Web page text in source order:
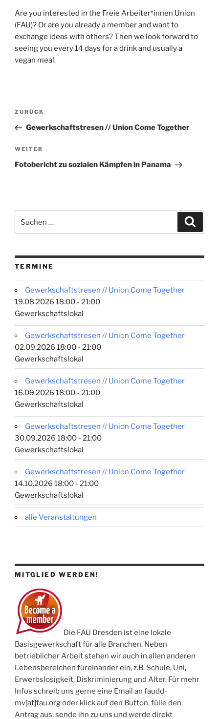
Are you interested in the Freie Arbeiter*innen Union
(FAU)? Or are you already a member and want to
exchange ideas with others? Then we look forward to
seeing you every 14 days for a drink and usually a
vegan meal.
Beitragsnavigation
Vorheriger
Beitrag
ZURÜCK
Gewerkschaftstresen // Union Come Together
Nächster
Beitrag
WEITER
Fotobericht zu sozialen Kämpfen in Panama
nach:
TERMINE
Gewerkschaftstresen // Union Come Together
19.08.2026 18:00 - 21:00
Gewerkschaftslokal
Gewerkschaftstresen // Union Come Together
02.09.2026 18:00 - 21:00
Gewerkschaftslokal
Gewerkschaftstresen // Union Come Together
16.09.2026 18:00 - 21:00
Gewerkschaftslokal
Gewerkschaftstresen // Union Come Together
30.09.2026 18:00 - 21:00
Gewerkschaftslokal
Gewerkschaftstresen // Union Come Together
14.10.2026 18:00 - 21:00
Gewerkschaftslokal
alle Veranstaltungen
MITGLIED WERDEN!
Die FAU Dresden ist eine lokale
Basisgewerkschaft für alle Branchen. Neben
betrieblicher Arbeit stehen wir auch in allen anderen
Lebensbereichen füreinander ein, z.B. Schule, Uni,
Erwerbslosigkeit, Diskriminierung und Alter. Für mehr
Infos schreib uns gerne eine Email an faudd-
mv[at]fau.org oder klick auf den Button, fülle den
Antrag aus, sende ihn zu uns und werde direkt